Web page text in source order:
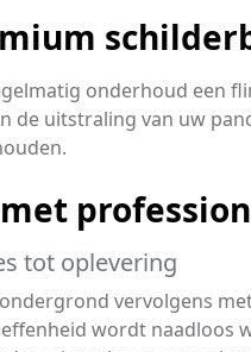
onderhoud een
de uitstraling van uw
tot oplevering
vervolgens
wordt naadloos